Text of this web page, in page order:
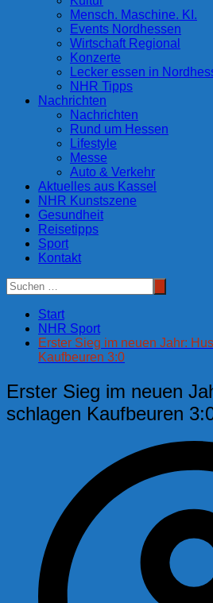
Mensch. Maschine. KI.
Events Nordhessen
Wirtschaft Regional
Konzerte
Lecker essen in
NHR Tipps
Nachrichten
Nachrichten
Rund um Hessen
Lifestyle
Messe
Auto & Verkehr
Aktuelles aus Kassel
NHR Kunstszene
Gesundheit
Reisetipps
Sport
Kontakt
Start
NHR Sport
Erster Sieg im neuen Jahr:
Kaufbeuren 3:0
Erster Sieg im neuen
schlagen Kaufbeuren